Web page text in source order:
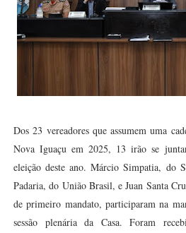
Dos 23 vereadores que assumem uma
Nova Iguaçu em 2025, 13 irão se
eleição deste ano. Márcio Simpatia, do
Padaria, do União Brasil, e Juan Santa
de primeiro mandato, participaram na
sessão plenária da Casa. Foram